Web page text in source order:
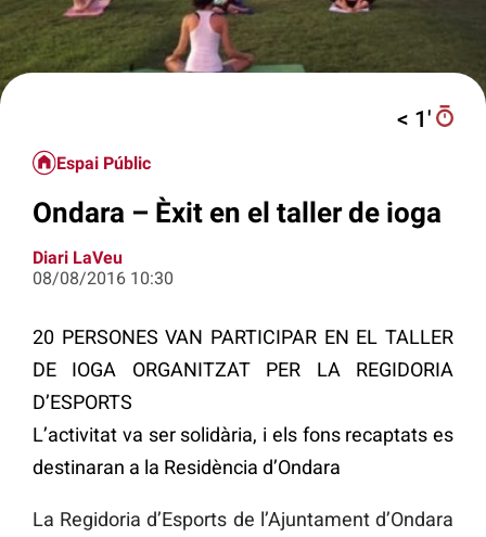
< 1′
Espai Públic
Ondara – Èxit en el taller de ioga
Diari LaVeu
08/08/2016 10:30
20 PERSONES VAN PARTICIPAR EN EL TALLER
DE IOGA ORGANITZAT PER LA REGIDORIA
D’ESPORTS
L’activitat va ser solidària, i els fons recaptats es
destinaran a la Residència d’Ondara
La Regidoria d’Esports de l’Ajuntament d’Ondara